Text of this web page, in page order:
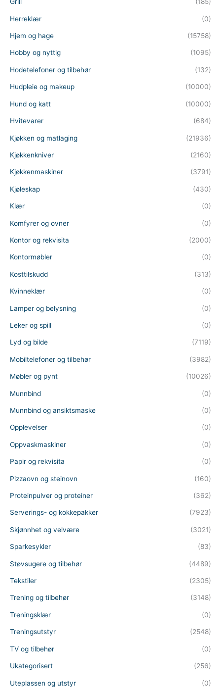
Grill (185)
Herreklær (0)
Hjem og hage (15758)
Hobby og nyttig (1095)
Hodetelefoner og tilbehør (132)
Hudpleie og makeup (10000)
Hund og katt (10000)
Hvitevarer (684)
Kjøkken og matlaging (21936)
Kjøkkenkniver (2160)
Kjøkkenmaskiner (3791)
Kjøleskap (430)
Klær (0)
Komfyrer og ovner (0)
Kontor og rekvisita (2000)
Kontormøbler (0)
Kosttilskudd (313)
Kvinneklær (0)
Lamper og belysning (0)
Leker og spill (0)
Lyd og bilde (7119)
Mobiltelefoner og tilbehør (3982)
Møbler og pynt (10026)
Munnbind (0)
Munnbind og ansiktsmaske (0)
Opplevelser (0)
Oppvaskmaskiner (0)
Papir og rekvisita (0)
Pizzaovn og steinovn (160)
Proteinpulver og proteiner (362)
Serverings- og kokkepakker (7923)
Skjønnhet og velvære (3021)
Sparkesykler (83)
Støvsugere og tilbehør (4489)
Tekstiler (2305)
Trening og tilbehør (3148)
Treningsklær (0)
Treningsutstyr (2548)
TV og tilbehør (0)
Ukategorisert (256)
Uteplassen og utstyr (0)